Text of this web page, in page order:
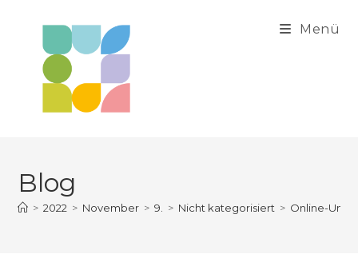
springen
Menü
Blog
> 2022 > November > 9. > Nicht kategorisiert > Online-